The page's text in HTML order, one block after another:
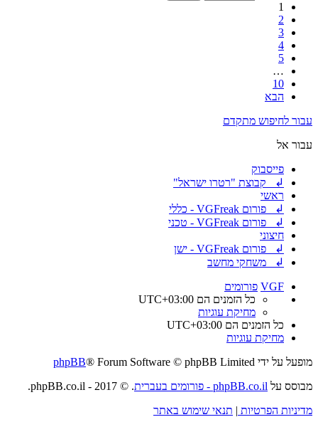
1
2
3
4
5
…
10
הבא
עבור לחיפוש מתקדם
עבור אל
פייסבוק
↲ קבוצת "רטרו ישראל"
ראשי
↲ פורום VGFreak - כללי
↲ פורום VGFreak - טכני
חיצוני
↲ פורום VGFreak - ישן
↲ משחקי מחשב
VGF פורומים
כל הזמנים הם UTC+03:00
מחיקת עוגיות
כל הזמנים הם UTC+03:00
מחיקת עוגיות
מופעל על ידי
phpBB® Forum Software © phpBB Limited
מבוסס על phpBB.co.il - פורומים בעברית
. © 2017 - phpBB.co.il.
מדיניות הפרטיות | תנאי שימוש באתר